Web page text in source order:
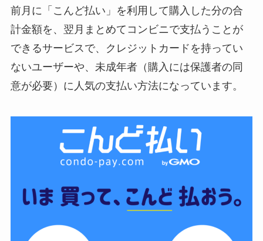
前月に「こんど払い」を利用して購入した分の合
計金額を、翌月まとめてコンビニで支払うことが
できるサービスで、
クレジットカードを持ってい
ないユーザーや、未成年者（購入には保護者の同
意が必要）に人気の支払い方法になっています。